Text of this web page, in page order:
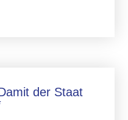
der Staat